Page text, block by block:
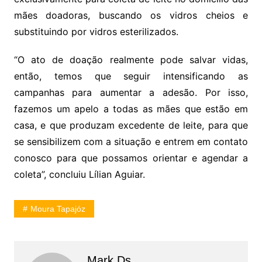
mães doadoras, buscando os vidros cheios e
substituindo por vidros esterilizados.
“O ato de doação realmente pode salvar vidas,
então, temos que seguir intensificando as
campanhas para aumentar a adesão. Por isso,
fazemos um apelo a todas as mães que estão em
casa, e que produzam excedente de leite, para que
se sensibilizem com a situação e entrem em contato
conosco para que possamos orientar e agendar a
coleta”, concluiu Lílian Aguiar.
Moura Tapajóz